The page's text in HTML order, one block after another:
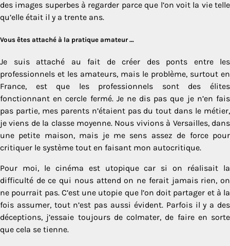
des images superbes à regarder parce que l’on voit la vie telle
qu’elle était il y a trente ans.
Vous êtes attaché à la pratique amateur …
Je suis attaché au fait de créer des ponts entre les
professionnels et les amateurs, mais le problème, surtout en
France, est que les professionnels sont des élites
fonctionnant en cercle fermé. Je ne dis pas que je n’en fais
pas partie, mes parents n’étaient pas du tout dans le métier,
je viens de la classe moyenne. Nous vivions à Versailles, dans
une petite maison, mais je me sens assez de force pour
critiquer le système tout en faisant mon autocritique.
Pour moi, le cinéma est utopique car si on réalisait la
difficulté de ce qui nous attend on ne ferait jamais rien, on
ne pourrait pas. C’est une utopie que l’on doit partager et à la
fois assumer, tout n’est pas aussi évident. Parfois il y a des
déceptions, j’essaie toujours de colmater, de faire en sorte
que cela se tienne.